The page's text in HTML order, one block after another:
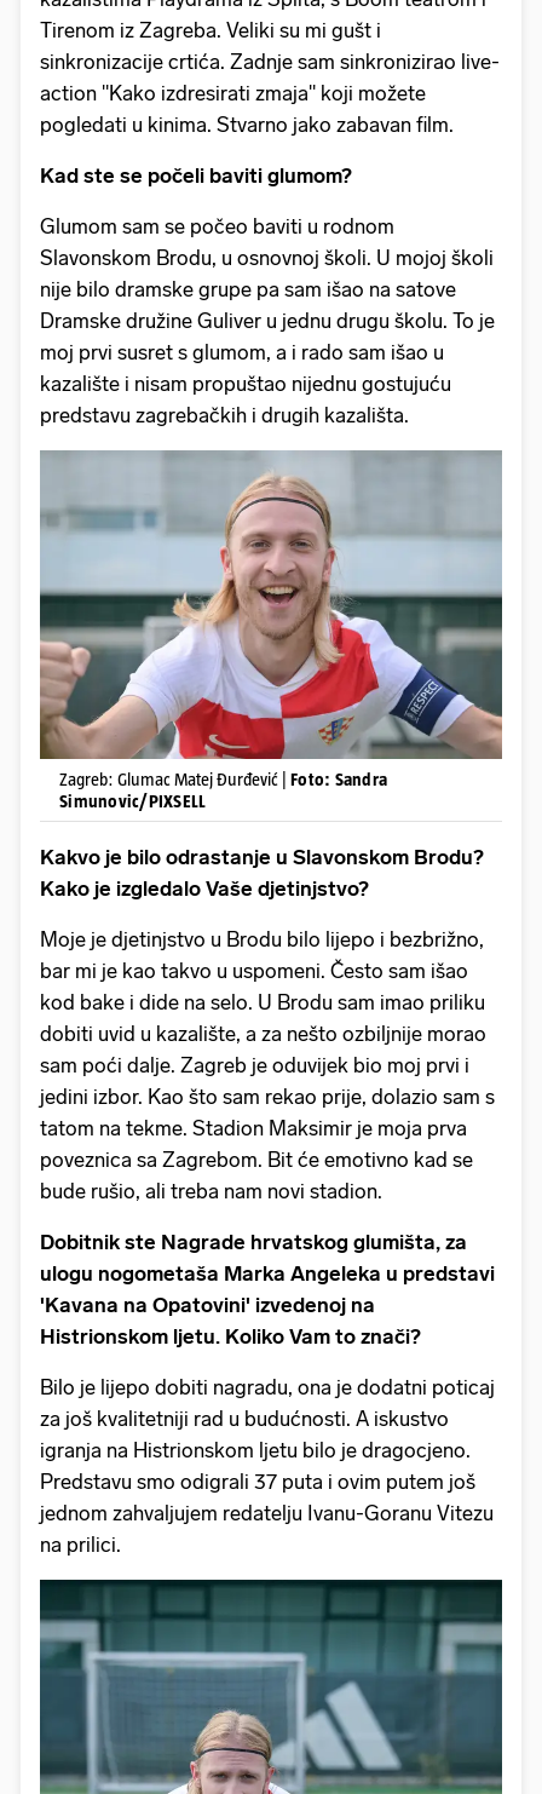
Tirenom iz Zagreba. Veliki su mi gušt i
sinkronizacije crtića. Zadnje sam sinkronizirao live-
action "Kako izdresirati zmaja" koji možete
pogledati u kinima. Stvarno jako zabavan film.
Kad ste se počeli baviti glumom?
Glumom sam se počeo baviti u rodnom
Slavonskom Brodu, u osnovnoj školi. U mojoj školi
nije bilo dramske grupe pa sam išao na satove
Dramske družine Guliver u jednu drugu školu. To je
moj prvi susret s glumom, a i rado sam išao u
kazalište i nisam propuštao nijednu gostujuću
predstavu zagrebačkih i drugih kazališta.
Zagreb: Glumac Matej Đurđević | Foto: Sandra
Simunovic/PIXSELL
Kakvo je bilo odrastanje u Slavonskom Brodu?
Kako je izgledalo Vaše djetinjstvo?
Moje je djetinjstvo u Brodu bilo lijepo i bezbrižno,
bar mi je kao takvo u uspomeni. Često sam išao
kod bake i dide na selo. U Brodu sam imao priliku
dobiti uvid u kazalište, a za nešto ozbiljnije morao
sam poći dalje. Zagreb je oduvijek bio moj prvi i
jedini izbor. Kao što sam rekao prije, dolazio sam s
tatom na tekme. Stadion Maksimir je moja prva
poveznica sa Zagrebom. Bit će emotivno kad se
bude rušio, ali treba nam novi stadion.
Dobitnik ste Nagrade hrvatskog glumišta, za
ulogu nogometaša Marka Angeleka u predstavi
'Kavana na Opatovini' izvedenoj na
Histrionskom ljetu. Koliko Vam to znači?
Bilo je lijepo dobiti nagradu, ona je dodatni poticaj
za još kvalitetniji rad u budućnosti. A iskustvo
igranja na Histrionskom ljetu bilo je dragocjeno.
Predstavu smo odigrali 37 puta i ovim putem još
jednom zahvaljujem redatelju Ivanu-Goranu Vitezu
na prilici.